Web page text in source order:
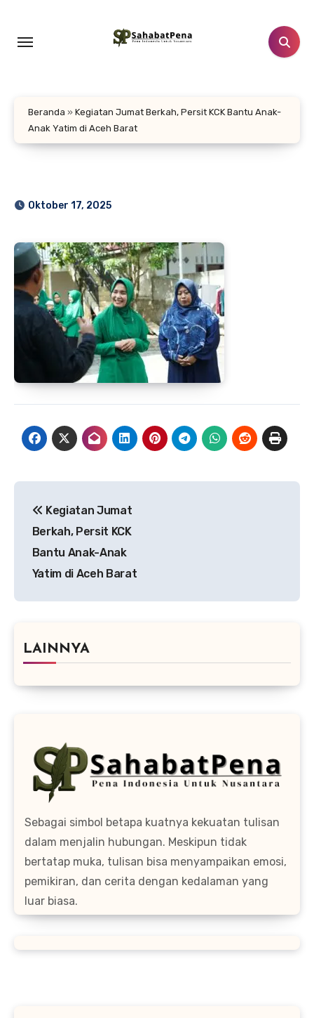
konten
Beranda » Kegiatan Jumat Berkah, Persit KCK Bantu Anak-
Anak Yatim di Aceh Barat
Oktober 17, 2025
pos
Kegiatan Jumat
Berkah, Persit KCK
Bantu Anak-Anak
Yatim di Aceh Barat
LAINNYA
Sebagai simbol betapa kuatnya kekuatan tulisan
dalam menjalin hubungan. Meskipun tidak
bertatap muka, tulisan bisa menyampaikan emosi,
pemikiran, dan cerita dengan kedalaman yang
luar biasa.